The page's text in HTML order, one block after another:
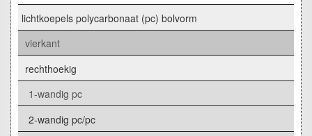
lichtkoepels polycarbonaat (pc) bolvorm
vierkant
rechthoekig
1-wandig pc
2-wandig pc/pc